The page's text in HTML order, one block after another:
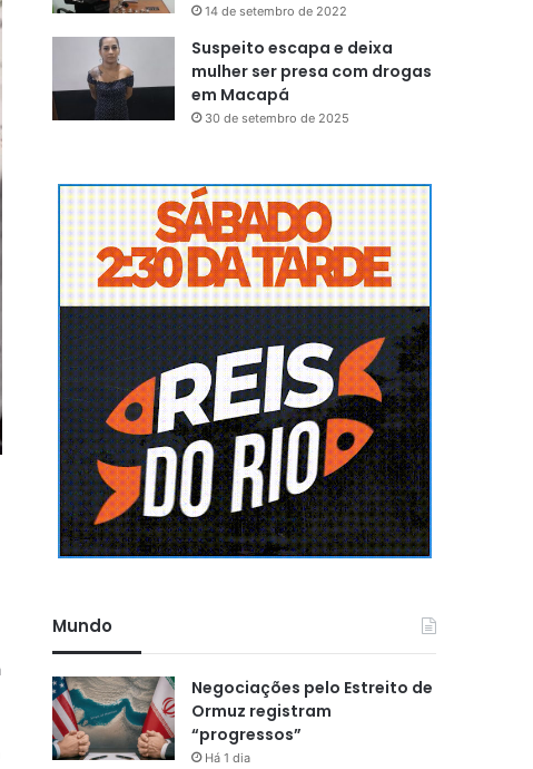
14 de setembro de 2022
Suspeito escapa e deixa
mulher ser presa com drogas
em Macapá
30 de setembro de 2025
Mundo
Negociações pelo Estreito de
Ormuz registram
“progressos”
Há 1 dia